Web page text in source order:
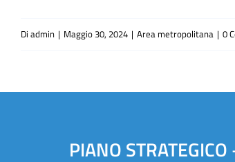
Di admin | Maggio 30, 2024 | Area metropolitana | 0
PIANO